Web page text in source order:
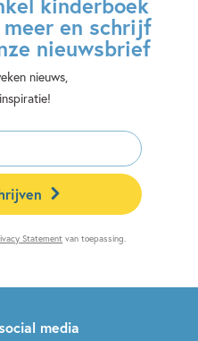
en schrijf
nieuwsbrief
nieuws,
Statement van toepassing.
media